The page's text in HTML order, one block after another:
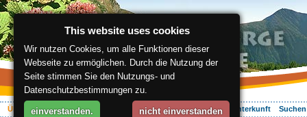
Über die Region Aktiv Erleben Entspannung Ihr Urlaub Unterkunft
This website uses cookies
Wir nutzen Cookies, um alle Funktionen dieser
Webseite zu ermöglichen. Durch die Nutzung der
Seite stimmen Sie den Nutzungs- und
Datenschutzbestimmungen zu.
einverstanden. nicht einverstanden